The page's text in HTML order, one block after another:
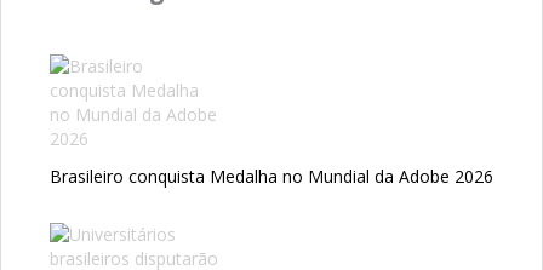
Brasileiro conquista Medalha no Mundial da Adobe 2026